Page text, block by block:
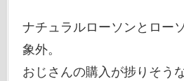
ナチュラルローソンとロー
象外。
おじさんの購入が捗りそう